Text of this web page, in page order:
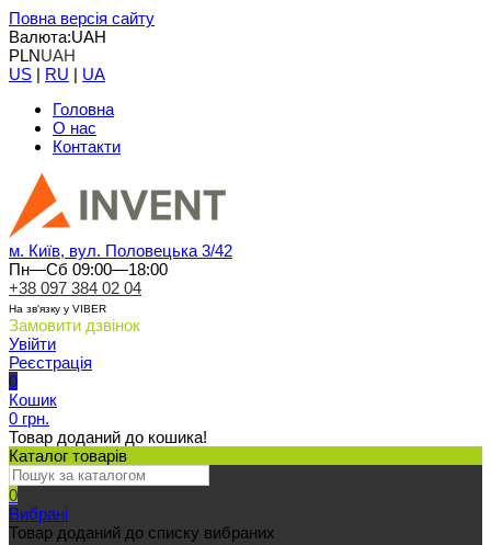
Повна версія сайту
Валюта:UAH
PLNUAH
US | RU | UA
Головна
О нас
Контакти
м. Київ, вул. Половецька 3/42
Пн—Сб 09:00—18:00
+38 097 384 02 04
На зв'язку у VIBER
Замовити дзвінок
Увійти
Реєстрація
0
Кошик
0 грн.
Товар доданий до кошика!
Каталог товарів
0
Вибрані
Товар доданий до списку вибраних